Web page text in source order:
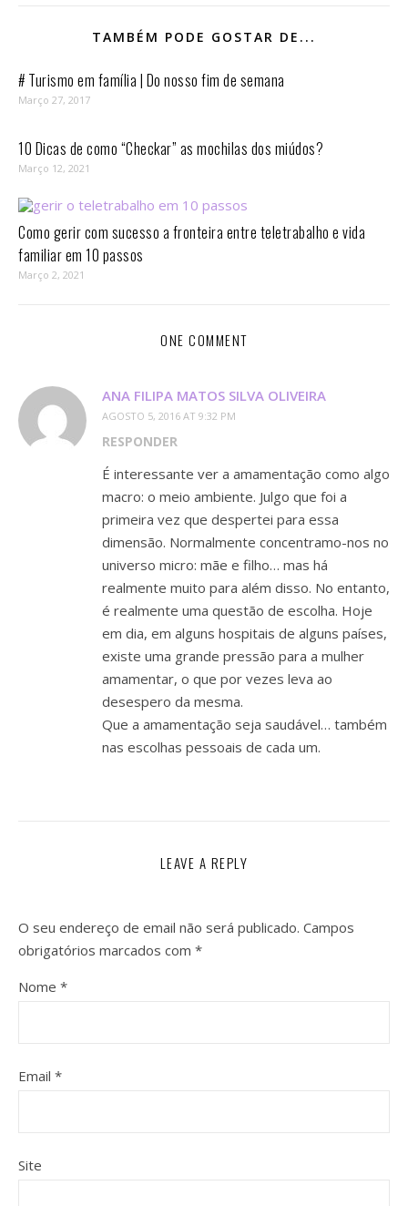
TAMBÉM PODE GOSTAR DE...
# Turismo em família | Do nosso fim de semana
Março 27, 2017
10 Dicas de como “Checkar” as mochilas dos miúdos?
Março 12, 2021
Como gerir com sucesso a fronteira entre teletrabalho e vida
familiar em 10 passos⁣
Março 2, 2021
ONE COMMENT
ANA FILIPA MATOS SILVA OLIVEIRA
AGOSTO 5, 2016 AT 9:32 PM
RESPONDER
É interessante ver a amamentação como algo
macro: o meio ambiente. Julgo que foi a
primeira vez que despertei para essa
dimensão. Normalmente concentramo-nos no
universo micro: mãe e filho… mas há
realmente muito para além disso. No entanto,
é realmente uma questão de escolha. Hoje
em dia, em alguns hospitais de alguns países,
existe uma grande pressão para a mulher
amamentar, o que por vezes leva ao
desespero da mesma.
Que a amamentação seja saudável… também
nas escolhas pessoais de cada um.
LEAVE A REPLY
O seu endereço de email não será publicado. Campos
obrigatórios marcados com *
Nome *
Email *
Site